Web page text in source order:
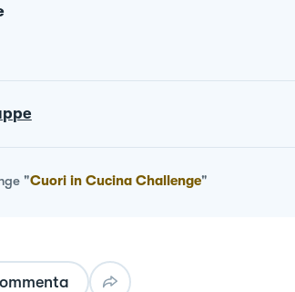
"Cuori in Cucina Challenge"